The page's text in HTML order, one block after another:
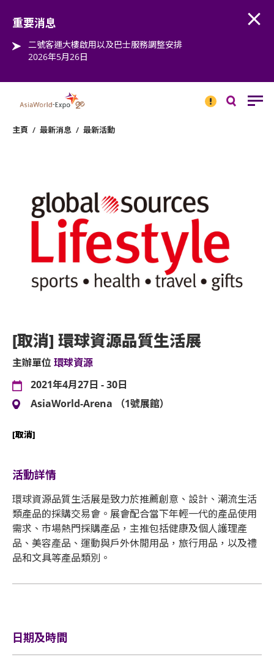
重要消息
二號客運大樓啟用以及巴士服務調整安排
2026年5月26日
消息
主頁 / 最新消息 / 最新活動
[取消] 環球資源品質生活展
主辦單位 環球資源
2021年4月27日 - 30日
AsiaWorld-Arena （1號展館）
[取消]
活動詳情
環球資源品質生活展是致力於推薦創意、設計、潮流生活
類產品的採購交易會。展會配合當下年輕一代的產品使用
需求、市場熱門採購產品，主推包括健康及個人護理產
品、美容產品、運動與戶外休閒用品，旅行用品，以及禮
品和文具等產品類別。
日期及時間